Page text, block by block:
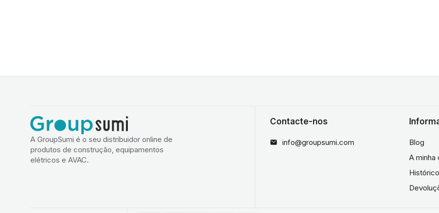
A GroupSumi é o seu distribuidor online de
produtos de construção, equipamentos
elétricos e AVAC.
Contacte-nos
info@groupsumi.com
Blog
A minha